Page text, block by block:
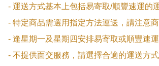
- 運送方式基本上包括易寄取/順豐速運的運
- 特定商品需選用指定方法運送，請注意商
- 逢星期一及星期四安排易寄取或順豐速運
- 不提供面交服務，請選擇合適的運送方式